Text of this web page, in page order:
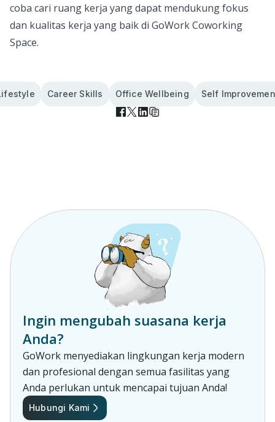
coba cari ruang kerja yang dapat mendukung fokus
dan kualitas kerja yang baik di GoWork Coworking
Space.
Career Skills Office Wellbeing Self
Ingin mengubah suasana kerja
Anda?
GoWork menyediakan lingkungan kerja modern
dan profesional dengan semua fasilitas yang
Anda perlukan untuk mencapai tujuan Anda!
Hubungi Kami